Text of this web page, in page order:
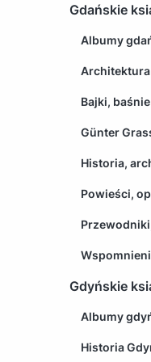
Gdańskie
Albumy
Bajki,
Günter
Historia,
Powieści,
Gdyńskie
Albumy
Historia